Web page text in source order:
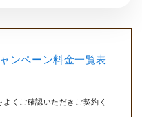
ンペーン料金一覧表
よくご確認いただきご契約く